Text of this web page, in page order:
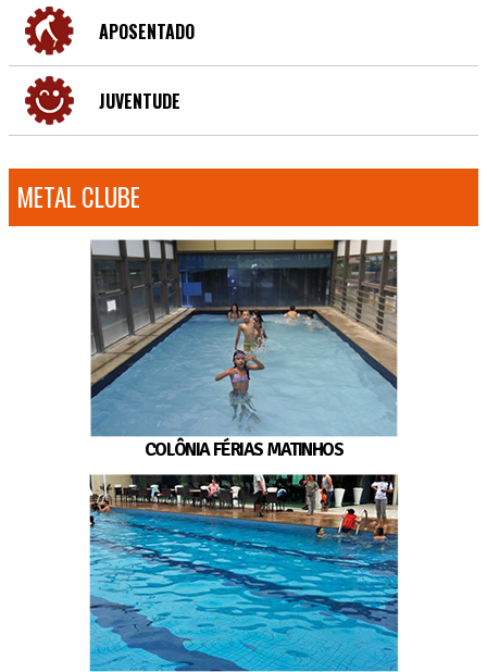
APOSENTADO
JUVENTUDE
METAL CLUBE
COLÔNIA FÉRIAS MATINHOS